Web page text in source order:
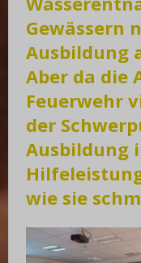
Gewässern
Ausbildung
Aber da die
Feuerwehr
der
Ausbildung
wie sie